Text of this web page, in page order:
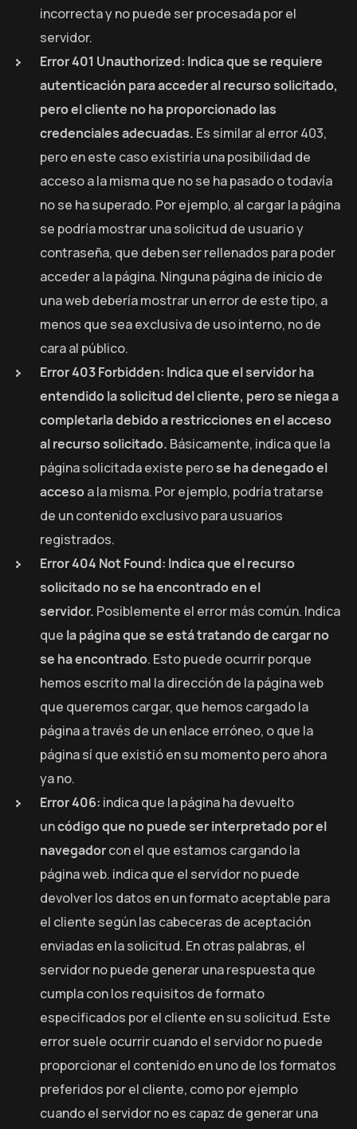
incorrecta y no puede ser procesada por el
servidor.
Error 401 Unauthorized: Indica que se requiere
autenticación para acceder al recurso solicitado,
pero el cliente no ha proporcionado las
credenciales adecuadas. Es similar al error 403,
pero en este caso existiría una posibilidad de
acceso a la misma que no se ha pasado o todavía
no se ha superado. Por ejemplo, al cargar la página
se podría mostrar una solicitud de usuario y
contraseña, que deben ser rellenados para poder
acceder a la página. Ninguna página de inicio de
una web debería mostrar un error de este tipo, a
menos que sea exclusiva de uso interno, no de
cara al público.
Error 403Forbidden: Indica que el servidor ha
entendido la solicitud del cliente, pero se niega a
completarla debido a restricciones en el acceso
al recurso solicitado. Básicamente, indica que la
página solicitada existe perose ha denegado el
accesoa la misma. Por ejemplo, podría tratarse
de un contenido exclusivo para usuarios
registrados.
Error404 Not Found: Indica que el recurso
solicitado no se ha encontrado en el
servidor. Posiblemente el error más común. Indica
que la página que se está tratando de cargar no
se ha encontrado. Esto puede ocurrir porque
hemos escrito mal la dirección de la página web
que queremos cargar, que hemos cargado la
página a través de un enlace erróneo, o que la
página sí que existió en su momento pero ahora
ya no.
Error 406: indica que la página ha devuelto
uncódigo que no puede ser interpretado por el
navegadorcon el que estamos cargando la
página web. indica que el servidor no puede
devolver los datos en un formato aceptable para
el cliente según las cabeceras de aceptación
enviadas en la solicitud. En otras palabras, el
servidor no puede generar una respuesta que
cumpla con los requisitos de formato
especificados por el cliente en su solicitud. Este
error suele ocurrir cuando el servidor no puede
proporcionar el contenido en uno de los formatos
preferidos por el cliente, como por ejemplo
cuando el servidor no es capaz de generar una